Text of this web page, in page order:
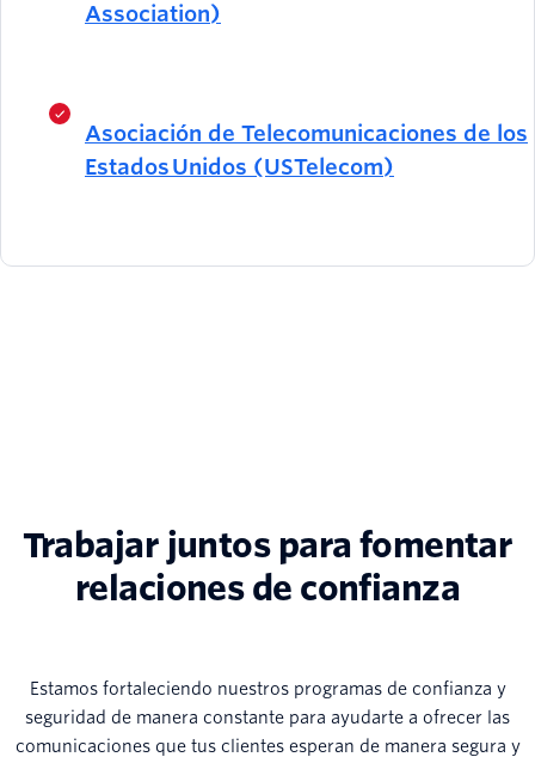
Association)
Asociación de Telecomunicaciones de los
Estados Unidos (USTelecom)
Trabajar juntos para fomentar
relaciones de confianza
Estamos fortaleciendo nuestros programas de confianza y
seguridad de manera constante para ayudarte a ofrecer las
comunicaciones que tus clientes esperan de manera segura y